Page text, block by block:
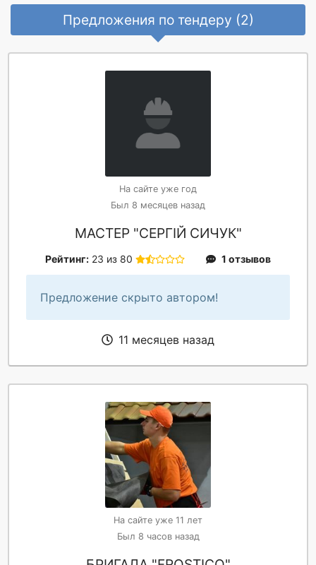
Предложения по тендеру (2)
На сайте уже год
Был 8 месяцев назад
МАСТЕР "СЕРГІЙ СИЧУК"
Рейтинг: 23 из 80 1 отзывов
Предложение скрыто автором!
11 месяцев назад
На сайте уже 11 лет
Был 8 часов назад